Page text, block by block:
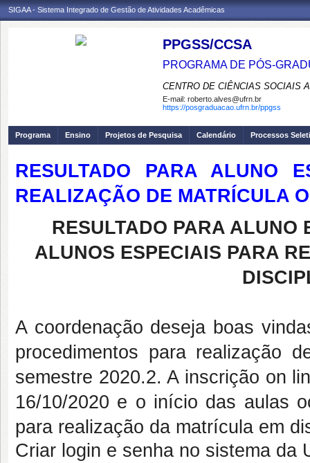
SIGAA - Sistema Integrado de Gestão de Atividades Acadêmicas
PPGSS/CCSA
PROGRAMA DE PÓS-
CENTRO DE CIÊNCIAS SOCIAIS
E-mail: roberto.alves@ufrn.br
https://posgraduacao.ufrn.br/ppgss
Programa Ensino Projetos de Pesquisa Calendário Processos
RESULTADO PARA ALUNO
REALIZAÇÃO DE MATRÍCULA
RESULTADO PARA ALUNO
ALUNOS ESPECIAIS PARA
A coordenação deseja boas
procedimentos para realização
semestre 2020.2. A inscrição on
16/10/2020 e o início das aulas
para realização da matrícula em
Criar login e senha no sistema da